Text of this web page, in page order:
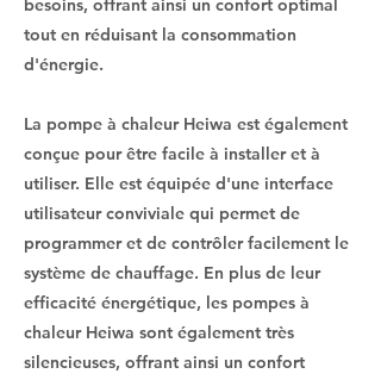
besoins, offrant ainsi un confort optimal
tout en réduisant la consommation
d'énergie.
La pompe à chaleur Heiwa est également
conçue pour être facile à installer et à
utiliser. Elle est équipée d'une interface
utilisateur conviviale qui permet de
programmer et de contrôler facilement le
système de chauffage. En plus de leur
efficacité énergétique, les pompes à
chaleur Heiwa sont également très
silencieuses, offrant ainsi un confort